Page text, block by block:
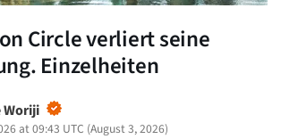
Circle verliert seine
Einzelheiten
Woriji
at 09:43 UTC (August 3, 2026)